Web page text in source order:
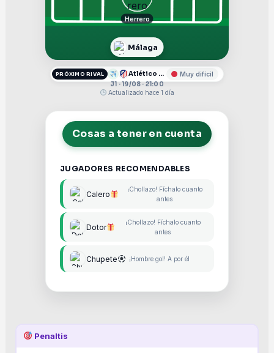
Herrero
Málaga
PRÓXIMO RIVAL Atlético de Madrid
Muy difícil
J1 · 19/08 · 21:00
Actualizado hace 1 día
Cosas a tener en cuenta
JUGADORES RECOMENDABLES
Calero
¡Chollazo! Fíchalo cuanto
antes
Dotor
¡Chollazo! Fíchalo cuanto
antes
Chupete ¡Hombre gol! A por él
Penaltis